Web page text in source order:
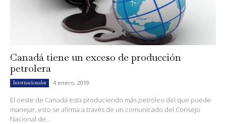
Canadá tiene un exceso de producción
petrolera
Internacionales 4 enero, 2019
El oeste de Canadá esta produciendo más petróleo del que puede
manejar, esto se afirma a través de un comunicado del Consejo
Nacional de...